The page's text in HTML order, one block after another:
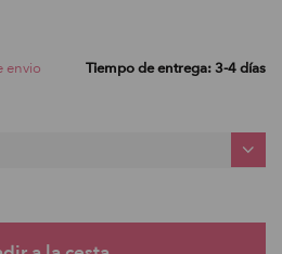
envio Tiempo de entrega: 3-4 días